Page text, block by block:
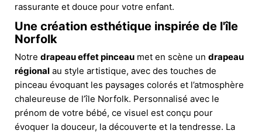
rassurante et douce pour votre enfant.
Une création esthétique inspirée de l'île
Norfolk
Notre drapeau effet pinceau met en scène un drapeau
régional au style artistique, avec des touches de
pinceau évoquant les paysages colorés et l’atmosphère
chaleureuse de l’île Norfolk. Personnalisé avec le
prénom de votre bébé, ce visuel est conçu pour
évoquer la douceur, la découverte et la tendresse. La